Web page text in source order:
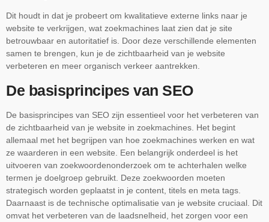
Dit houdt in dat je probeert om kwalitatieve externe links naar je
website te verkrijgen, wat zoekmachines laat zien dat je site
betrouwbaar en autoritatief is. Door deze verschillende elementen
samen te brengen, kun je de zichtbaarheid van je website
verbeteren en meer organisch verkeer aantrekken.
De basisprincipes van SEO
De basisprincipes van SEO zijn essentieel voor het verbeteren van
de zichtbaarheid van je website in zoekmachines. Het begint
allemaal met het begrijpen van hoe zoekmachines werken en wat
ze waarderen in een website. Een belangrijk onderdeel is het
uitvoeren van zoekwoordenonderzoek om te achterhalen welke
termen je doelgroep gebruikt. Deze zoekwoorden moeten
strategisch worden geplaatst in je content, titels en meta tags.
Daarnaast is de technische optimalisatie van je website cruciaal. Dit
omvat het verbeteren van de laadsnelheid, het zorgen voor een